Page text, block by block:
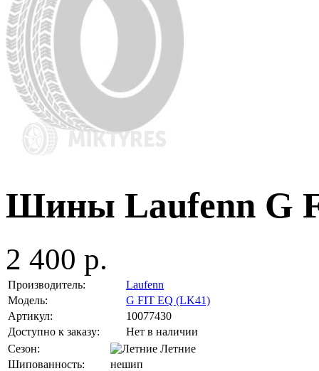
Шины Laufenn G
2 400 р.
Производитель:
Laufenn
Модель:
G FIT EQ (LK41)
Артикул:
10077430
Доступно к заказу:
Нет в наличии
Сезон:
Летние
Шипованность:
нешип